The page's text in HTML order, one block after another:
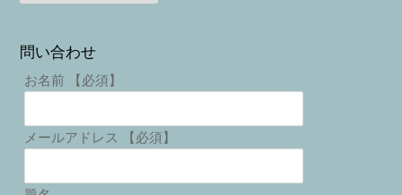
問い合わせ
お名前 【必須】
メールアドレス 【必須】